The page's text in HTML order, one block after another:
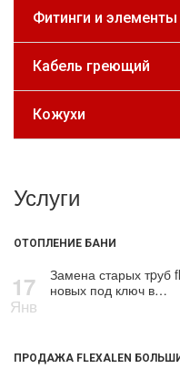
Фитинги и элементы
Кабель греющий
Кожухи
Услуги
ОТОПЛЕНИЕ БАНИ
17
Янв
Замена старых тpуб
новых под ключ в…
ПРОДАЖА FLEXALEN